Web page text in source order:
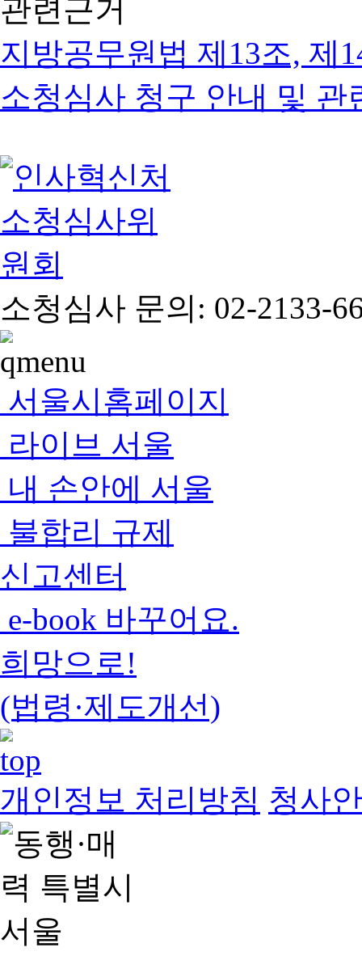
관련근거
지방공무원법 제13조, 제
소청심사 청구 안내 및 관
소청심사 문의: 02-2133-
서울시홈페이지
라이브 서울
내 손안에 서울
불합리 규제
신고센터
e-book 바꾸어요.
희망으로!
(법령·제도개선)
개인정보 처리방침 청사